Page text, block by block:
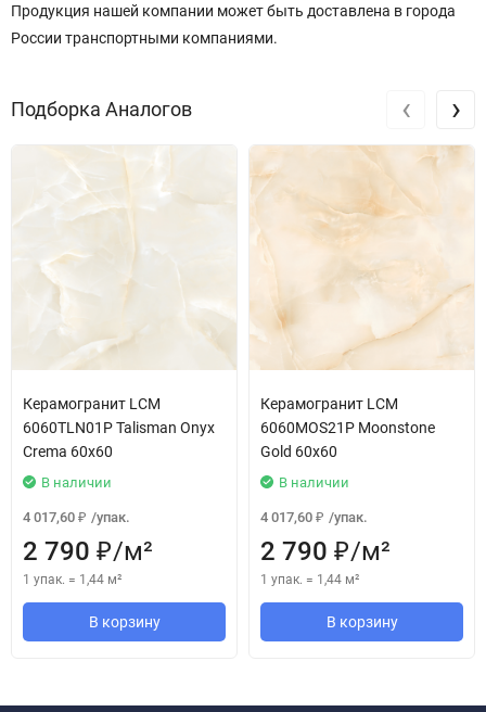
Продукция нашей компании может быть доставлена в города
России транспортными компаниями.
Подборка Аналогов
Керамогранит LCM
6060TLN01P Talisman Onyx
Crema 60x60
В наличии
4 017,60 ₽ /упак.
2 790 ₽/м²
1 упак. = 1,44 м²
В корзину
Керамогранит LCM
6060MOS21P Moonstone
Gold 60x60
В наличии
4 017,60 ₽ /упак.
2 790 ₽/м²
1 упак. = 1,44 м²
В корзину
‹ ›